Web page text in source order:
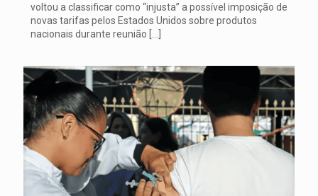
voltou a classificar como “injusta” a possível imposição de
novas tarifas pelos Estados Unidos sobre produtos
nacionais durante reunião […]